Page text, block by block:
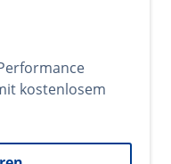
kostenlosem